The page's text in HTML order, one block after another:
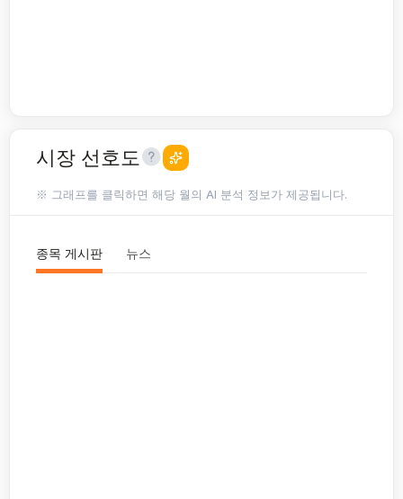
시장 선호도
※ 그래프를 클릭하면 해당 월의 AI 분석 정보가 제공됩니다.
종목 게시판 뉴스